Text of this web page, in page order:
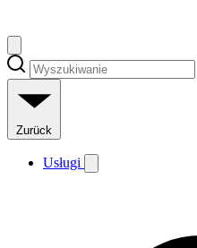
Zurück
Usługi